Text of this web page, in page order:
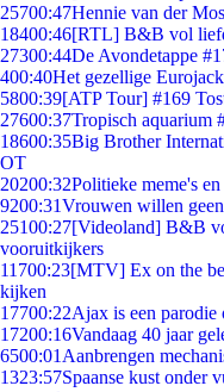
25700:47Hennie van der
18400:46[RTL] B&B vol
27300:44De Avondetappe
400:40Het gezellige
5800:39[ATP Tour] #169
27600:37Tropisch aquarium
18600:35Big Brother
OT
20200:32Politieke meme's en
9200:31Vrouwen willen
25100:27[Videoland] B&B
vooruitkijkers
11700:23[MTV] Ex on the
kijken
17700:22Ajax is een
17200:16Vandaag 40 jaar
6500:01 Aanbrengen
1323:57Spaanse kust onder